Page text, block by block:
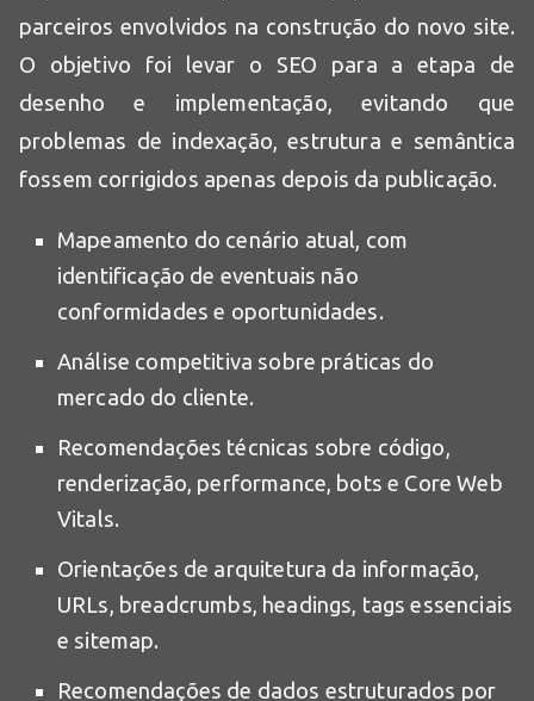
parceiros envolvidos na construção do novo site.
O objetivo foi levar o SEO para a etapa de
desenho e implementação, evitando que
problemas de indexação, estrutura e semântica
fossem corrigidos apenas depois da publicação.
Mapeamento do cenário atual, com
identificação de eventuais não
conformidades e oportunidades.
Análise competitiva sobre práticas do
mercado do cliente.
Recomendações técnicas sobre código,
renderização, performance, bots e Core Web
Vitals.
Orientações de arquitetura da informação,
URLs, breadcrumbs, headings, tags essenciais
e sitemap.
Recomendações de dados estruturados por